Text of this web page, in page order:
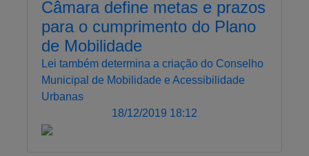
Câmara define metas e prazos
para o cumprimento do Plano
de Mobilidade
Lei também determina a criação do Conselho
Municipal de Mobilidade e Acessibilidade
Urbanas
18/12/2019 18:12